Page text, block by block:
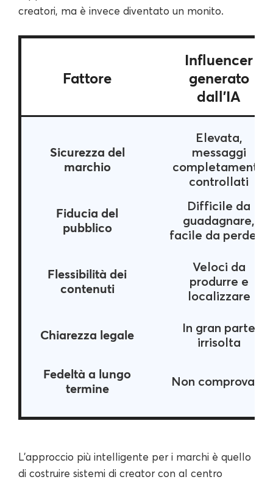
creatori, ma è invece diventato un monito.
Fattore
Influencer
generato
dall'IA
Sicurezza del
marchio
Elevata,
messaggi
completamente
controllati
Fiducia del
pubblico
Difficile da
guadagnare,
facile da perdere
Flessibilità dei
contenuti
Veloci da
produrre e
localizzare
Chiarezza legale
In gran parte
irrisolta
Fedeltà a lungo
termine
Non comprovata
L'approccio più intelligente per i marchi è quello
di costruire sistemi di creator con al centro